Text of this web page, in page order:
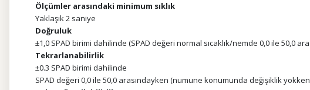
Ölçümler arasındaki minimum sıklık
Yaklaşık 2 saniye
Doğruluk
±1,0 SPAD birimi dahilinde (SPAD değeri normal sıcaklık/nemde 0,0 ile 50,0
Tekrarlanabilirlik
±0.3 SPAD birimi dahilinde
SPAD değeri 0,0 ile 50,0 arasındayken (numune konumunda değişiklik